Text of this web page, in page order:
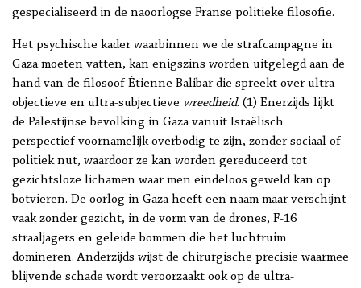
gespecialiseerd in de naoorlogse Franse politieke filosofie.
Het psychische kader waarbinnen we de strafcampagne in
Gaza moeten vatten, kan enigszins worden uitgelegd aan de
hand van de filosoof Étienne Balibar die spreekt over ultra-
objectieve en ultra-subjectieve wreedheid. (1) Enerzijds lijkt
de Palestijnse bevolking in Gaza vanuit Israëlisch
perspectief voornamelijk overbodig te zijn, zonder sociaal of
politiek nut, waardoor ze kan worden gereduceerd tot
gezichtsloze lichamen waar men eindeloos geweld kan op
botvieren. De oorlog in Gaza heeft een naam maar verschijnt
vaak zonder gezicht, in de vorm van de drones, F-16
straaljagers en geleide bommen die het luchtruim
domineren. Anderzijds wijst de chirurgische precisie waarmee
blijvende schade wordt veroorzaakt ook op de ultra-